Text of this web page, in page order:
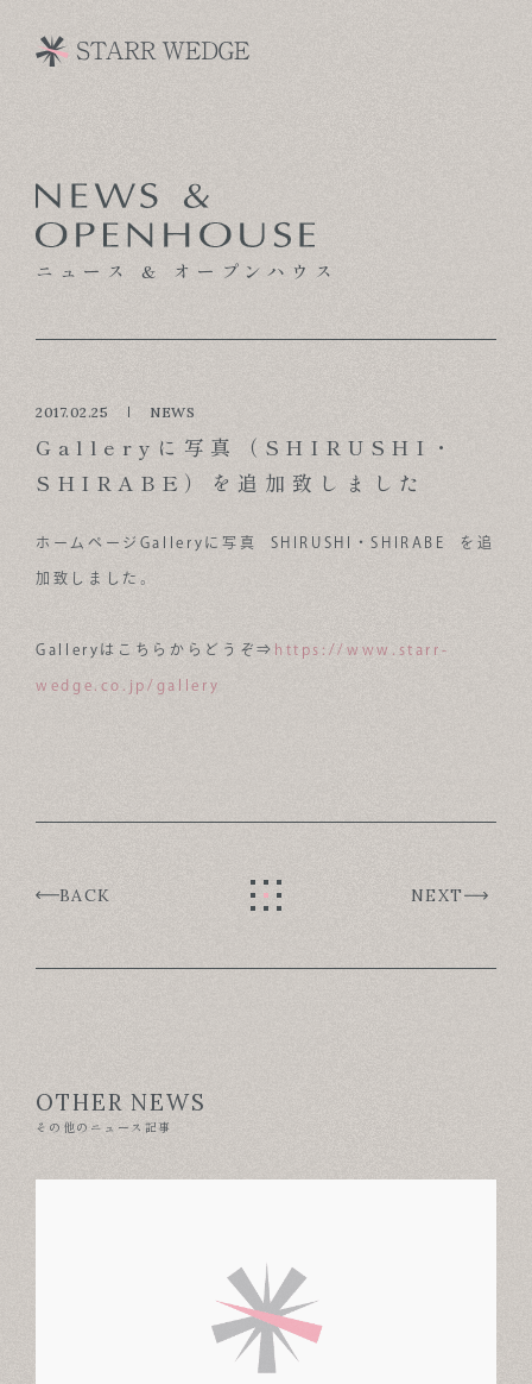
CONCEPT
TECHNOLOGY
MODEL HOUSE
BLOG
ABOUT
RECRUIT
ニュース & オープンハウス
2017.02.25 NEWS
Galleryに写真（SHIRUSHI・
SHIRABE）を追加致しました
ホームページGalleryに写真 SHIRUSHI・SHIRABE を追
加致しました。
Galleryはこちらからどうぞ⇒ https://www.starr-
wedge.co.jp/gallery
BACK NEXT
OTHER NEWS
その他のニュース記事